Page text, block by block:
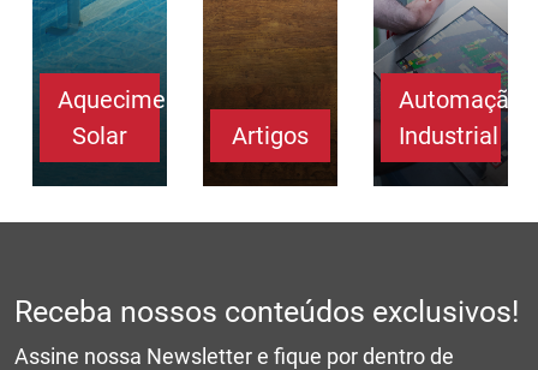
Aquecimento
Solar
Artigos
Automação
Industrial
Receba nossos conteúdos exclusivos!
Assine nossa Newsletter e fique por dentro de